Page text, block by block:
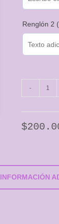
Renglón 2
-
$
INFORMACIÓN